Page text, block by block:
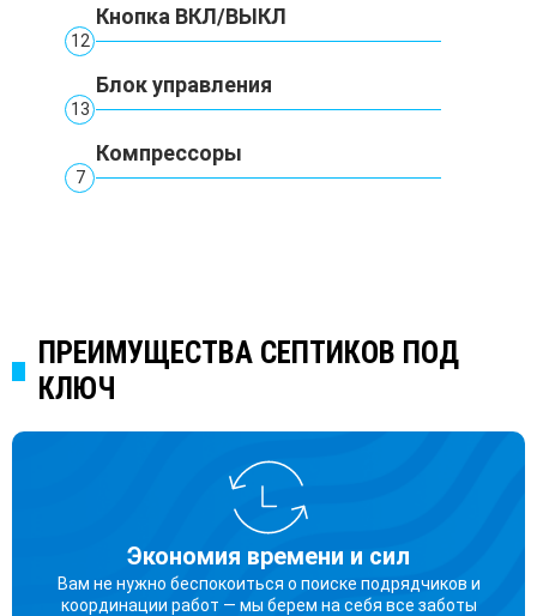
Кнопка ВКЛ/ВЫКЛ
12
Блок управления
13
Компрессоры
7
ПРЕИМУЩЕСТВА СЕПТИКОВ ПОД
КЛЮЧ
Экономия времени и сил
Вам не нужно беспокоиться о поиске подрядчиков и
координации работ — мы берем на себя все заботы